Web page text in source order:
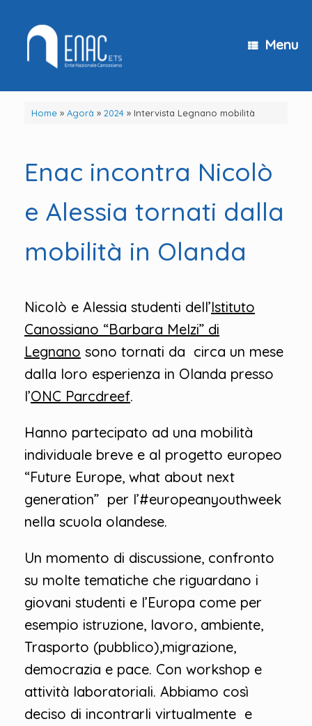
contenuto
Menu
Home» Agorà » 2024» Intervista Legnano mobilità
Enac incontra Nicolò
e Alessia tornati dalla
mobilità in Olanda
Nicolò e Alessia studenti dell’Istituto
Canossiano “Barbara Melzi” di
Legnano sono tornati da circa un mese
dalla loro esperienza in Olanda presso
l’ONC Parcdreef.
Hanno partecipato ad una mobilità
individuale breve e al progetto europeo
“Future Europe, what about next
generation” per l’#europeanyouthweek
nella scuola olandese.
Un momento di discussione, confronto
su molte tematiche che riguardano i
giovani studenti e l’Europa come per
esempio istruzione, lavoro, ambiente,
Trasporto (pubblico),migrazione,
democrazia e pace. Con workshop e
attività laboratoriali. Abbiamo così
deciso di incontrarli virtualmente e